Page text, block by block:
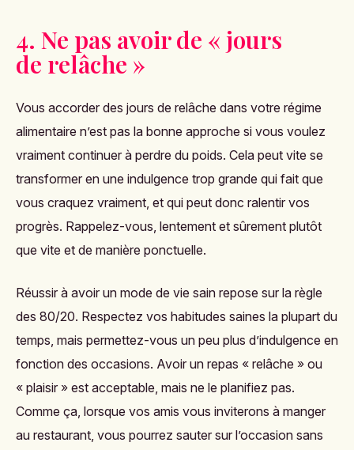
4. Ne pas avoir de « jours
de relâche »
Vous accorder des jours de relâche dans votre régime
alimentaire n’est pas la bonne approche si vous voulez
vraiment continuer à perdre du poids. Cela peut vite se
transformer en une indulgence trop grande qui fait que
vous craquez vraiment, et qui peut donc ralentir vos
progrès. Rappelez-vous, lentement et sûrement plutôt
que vite et de manière ponctuelle.
Réussir à avoir un mode de vie sain repose sur la règle
des 80/20. Respectez vos habitudes saines la plupart du
temps, mais permettez-vous un peu plus d’indulgence en
fonction des occasions. Avoir un repas « relâche » ou
« plaisir » est acceptable, mais ne le planifiez pas.
Comme ça, lorsque vos amis vous inviterons à manger
au restaurant, vous pourrez sauter sur l’occasion sans